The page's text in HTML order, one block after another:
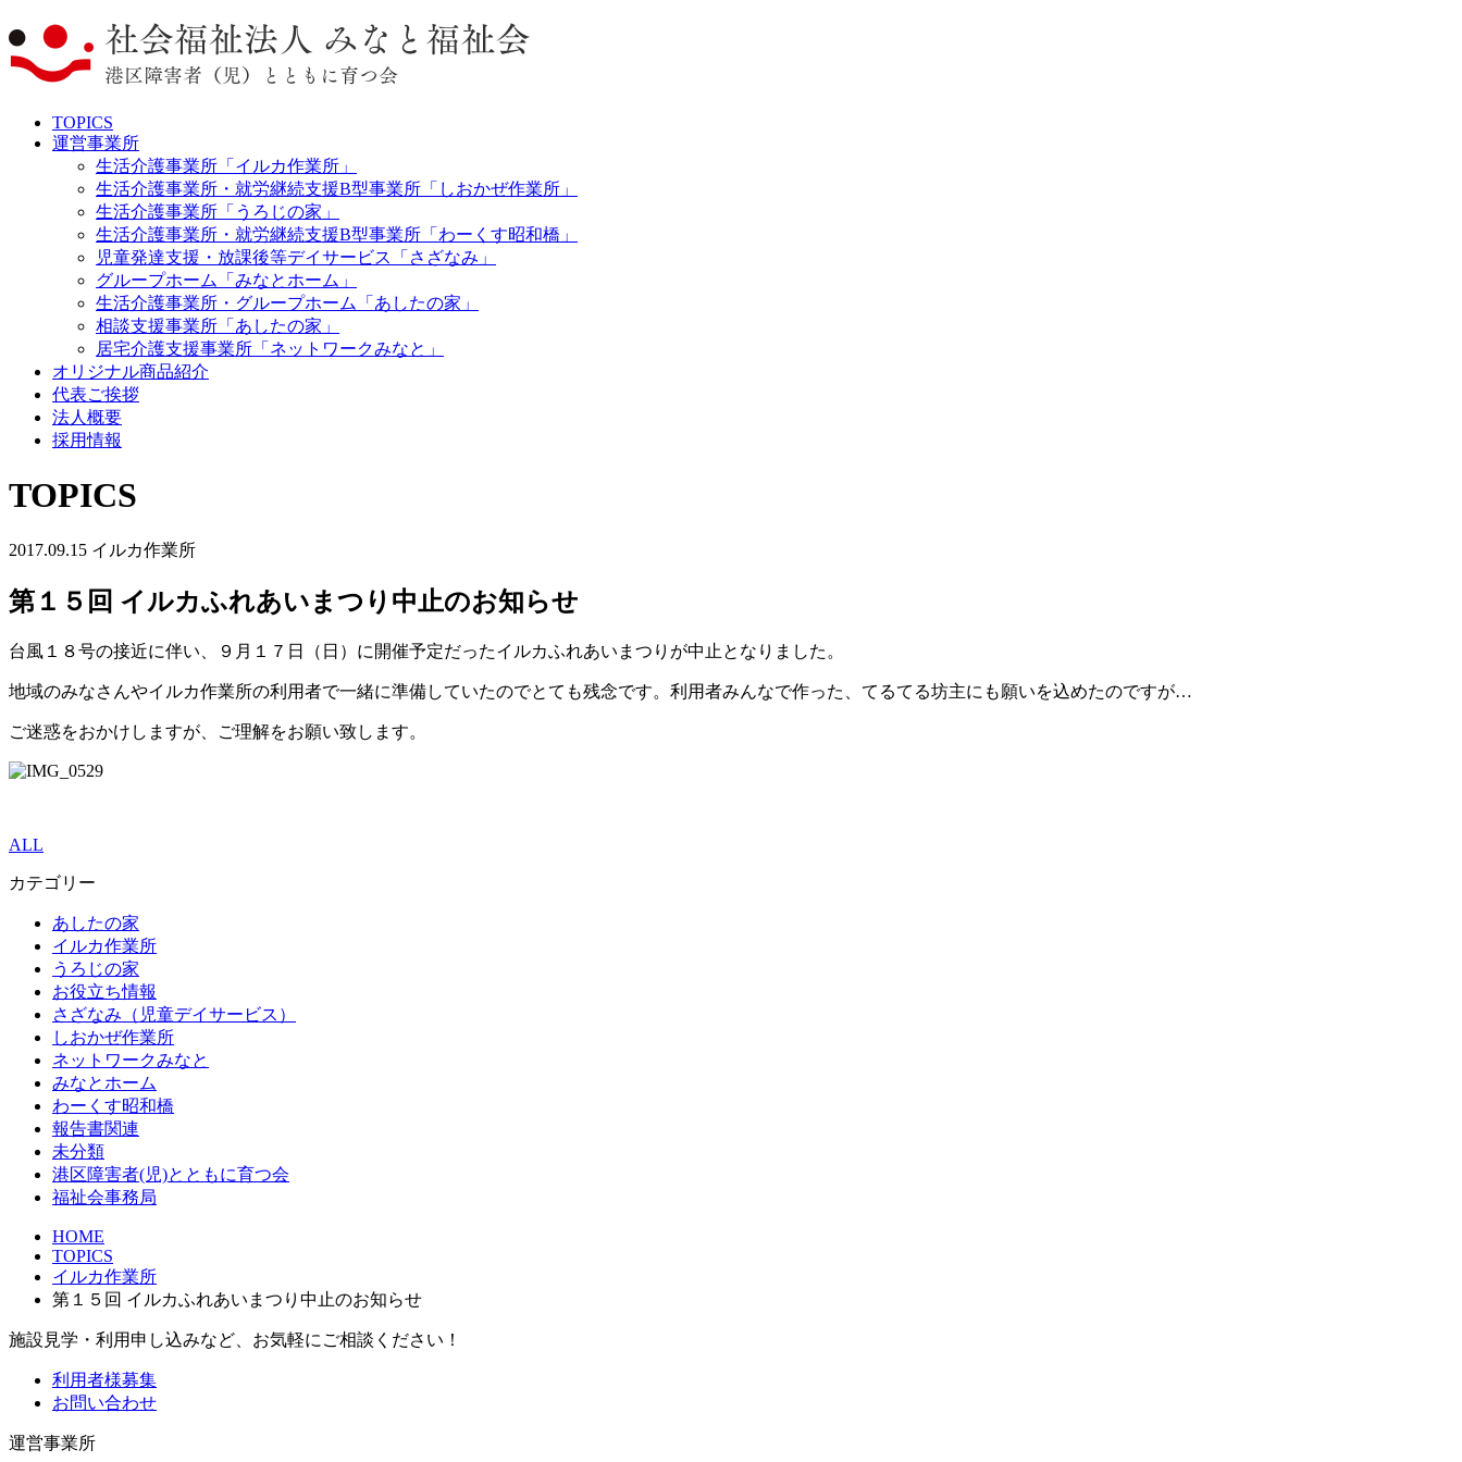
TOPICS
運営事業所
生活介護事業所「イルカ作業所」
生活介護事業所・就労継続支援B型事業所「しおかぜ作業所」
生活介護事業所「うろじの家」
生活介護事業所・就労継続支援B型事業所「わーくす昭和橋」
児童発達支援・放課後等デイサービス「さざなみ」
グループホーム「みなとホーム」
生活介護事業所・グループホーム「あしたの家」
相談支援事業所「あしたの家」
居宅介護支援事業所「ネットワークみなと」
オリジナル商品紹介
代表ご挨拶
法人概要
採用情報
TOPICS
2017.09.15 イルカ作業所
第１５回 イルカふれあいまつり中止のお知らせ
台風１８号の接近に伴い、９月１７日（日）に開催予定だったイルカふれあいまつりが中止となりました。
地域のみなさんやイルカ作業所の利用者で一緒に準備していたのでとても残念です。利用者みんなで作った、てるてる坊主にも願いを込めたのですが…
ご迷惑をおかけしますが、ご理解をお願い致します。
ALL
カテゴリー
あしたの家
イルカ作業所
うろじの家
お役立ち情報
さざなみ（児童デイサービス）
しおかぜ作業所
ネットワークみなと
みなとホーム
わーくす昭和橋
報告書関連
未分類
港区障害者(児)とともに育つ会
福祉会事務局
HOME
TOPICS
イルカ作業所
第１５回 イルカふれあいまつり中止のお知らせ
施設見学・利用申し込みなど、お気軽にご相談ください！
利用者様募集
お問い合わせ
運営事業所